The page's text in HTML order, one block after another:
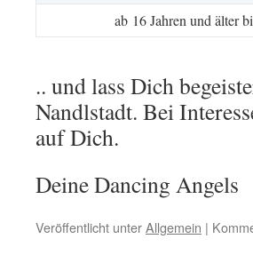
ab 16 Jahren und älter
.. und lass Dich
Nandlstadt. Bei
auf Dich.
Deine Dancing Angels
Veröffentlicht unterAllgemein |